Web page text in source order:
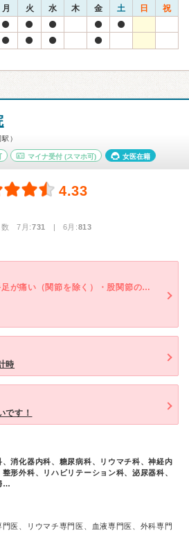
月 火 水 木 金 土 日 祝
）
マイナ受付 (スマホ可) 女医在籍
4.33
数 7月:731 | 6月:813
手足の関節が痛い・手足が痛い（関節を除く）・股関節の痛み
時
です！
消化器内科、糖尿病科、リウマチ科、神経内
形外科、リハビリテーション科、泌尿器科、
…
医、リウマチ専門医、血液専門医、外科専門